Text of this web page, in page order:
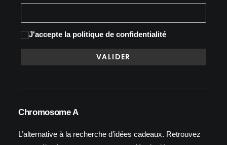
J'accepte la politique de confidentialité
Chromosome A
L’alternative à la recherche d’idées cadeaux. Retrouvez